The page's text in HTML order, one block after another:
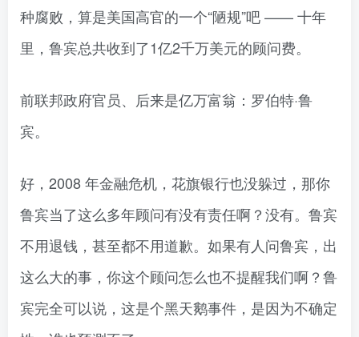
种腐败，算是美国高官的一个“陋规”吧 —— 十年
里，鲁宾总共收到了1亿2千万美元的顾问费。
前联邦政府官员、后来是亿万富翁：罗伯特·鲁
宾。
好，2008 年金融危机，花旗银行也没躲过，那你
鲁宾当了这么多年顾问有没有责任啊？没有。鲁宾
不用退钱，甚至都不用道歉。如果有人问鲁宾，出
这么大的事，你这个顾问怎么也不提醒我们啊？鲁
宾完全可以说，这是个黑天鹅事件，是因为不确定